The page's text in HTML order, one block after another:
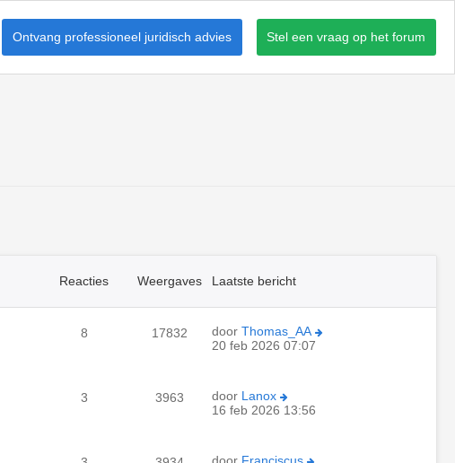
Stel een vraag op het forum
Ontvang professioneel juridisch advies
Reacties Weergaves Laatste bericht
8 17832 door Thomas_AA
20 feb 2026 07:07
3 3963 door Lanox
16 feb 2026 13:56